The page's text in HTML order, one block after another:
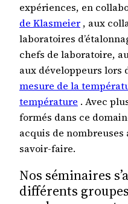
expériences, en
de Klasmeier , aux
laboratoires
chefs de laboratoire,
aux développeurs lors
mesure de la
température . Avec
formés dans ce
acquis de nombreuses
savoir-faire.
Nos séminaires
différents